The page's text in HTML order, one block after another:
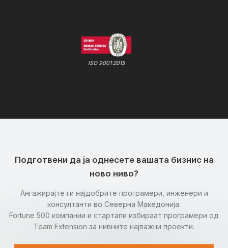
ISO 9001:2015
Подготвени да ја однесете вашата бизнис на
ново ниво?
Ангажирајте ги најдобрите програмери, инженери и
консултанти во Северна Македонија.
Fortune 500 компании и стартапи избираат програмери од
Team Extension за нивните најважни проекти.